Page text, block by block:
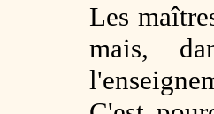
Les
mais,